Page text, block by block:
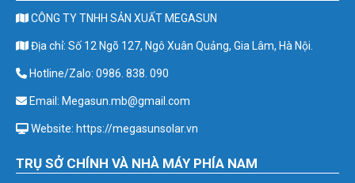
CÔNG TY TNHH SẢN XUẤT MEGASUN
Địa chỉ: Số 12 Ngõ 127, Ngô Xuân Quảng, Gia Lâm, Hà Nội.
Hotline/Zalo: 0986. 838. 090
Email: Megasun.mb@gmail.com
Website: https://megasunsolar.vn
TRỤ SỞ CHÍNH VÀ NHÀ MÁY PHÍA NAM